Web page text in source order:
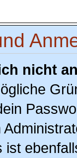
nicht